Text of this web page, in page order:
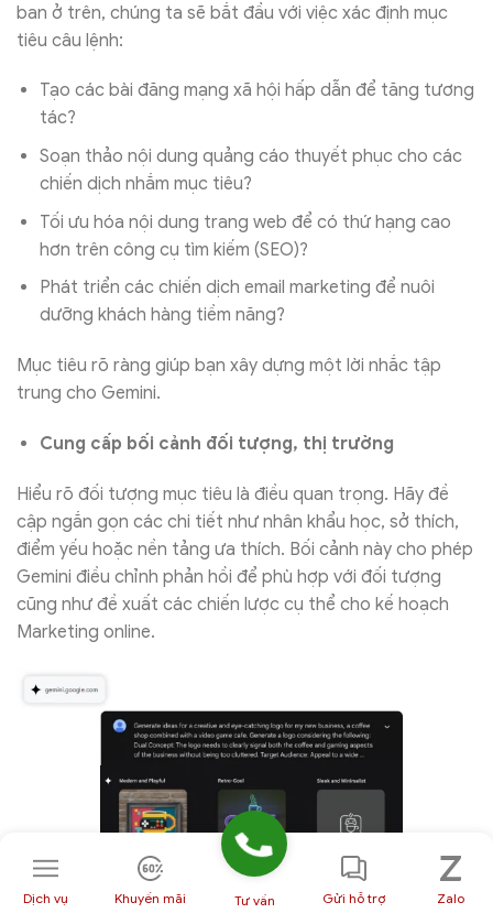
ban ở trên, chúng ta sẽ bắt đầu với việc xác định mục
tiêu câu lệnh:
Tạo các bài đăng mạng xã hội hấp dẫn để tăng tương
tác?
Soạn thảo nội dung quảng cáo thuyết phục cho các
chiến dịch nhắm mục tiêu?
Tối ưu hóa nội dung trang web để có thứ hạng cao
hơn trên công cụ tìm kiếm (SEO)?
Phát triển các chiến dịch email marketing để nuôi
dưỡng khách hàng tiềm năng?
Mục tiêu rõ ràng giúp bạn xây dựng một lời nhắc tập
trung cho Gemini.
Cung cấp bối cảnh đối tượng, thị trường
Hiểu rõ đối tượng mục tiêu là điều quan trọng. Hãy đề
cập ngắn gọn các chi tiết như nhân khẩu học, sở thích,
điểm yếu hoặc nền tảng ưa thích. Bối cảnh này cho phép
Gemini điều chỉnh phản hồi để phù hợp với đối tượng
cũng như đề xuất các chiến lược cụ thể cho kế hoạch
Marketing online.
Dịch vụ Khuyến mãi Tư vấn Gửi hỗ trợ Zalo